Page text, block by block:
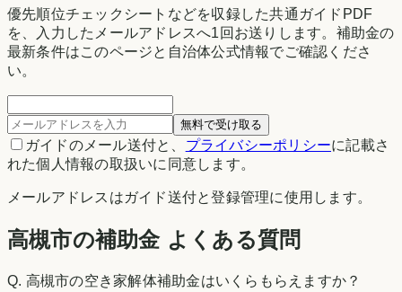
優先順位チェックシートなどを収録した共通ガイドPDF
を、入力したメールアドレスへ1回お送りします。補助金の
最新条件はこのページと自治体公式情報でご確認くださ
い。
無料で受け取る
ガイドのメール送付と、 プライバシーポリシーに記載さ
れた個人情報の取扱いに同意します。
メールアドレスはガイド送付と登録管理に使用します。
高槻市の補助金 よくある質問
Q. 高槻市の空き家解体補助金はいくらもらえますか？